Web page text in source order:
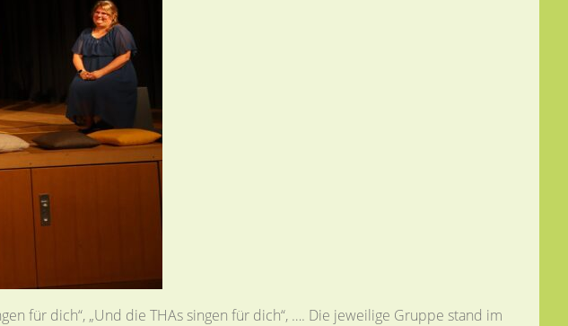
für dich“, „Und die THAs singen für dich“, …. Die jeweilige Gruppe stand im